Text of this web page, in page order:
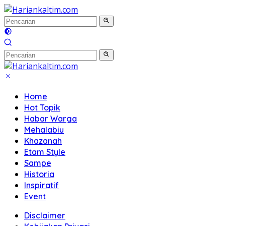
Langsung
ke
konten
Home
Hot Topik
Habar Warga
Mehalabiu
Khazanah
Etam Style
Sampe
Historia
Inspiratif
Event
Disclaimer